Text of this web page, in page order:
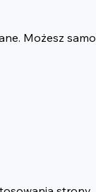
Możesz